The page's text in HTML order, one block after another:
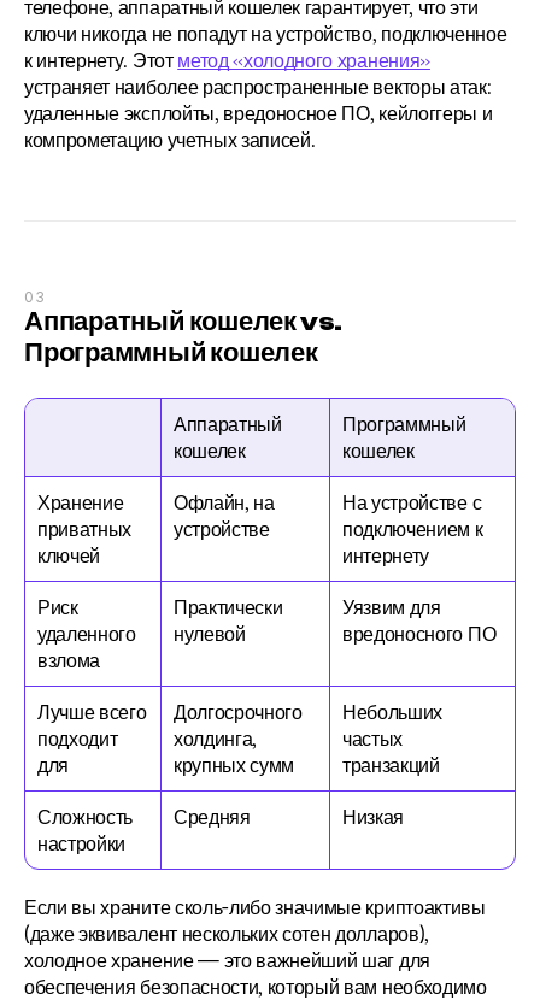
телефоне, аппаратный кошелек гарантирует, что эти
ключи никогда не попадут на устройство, подключенное
к интернету. Этот метод «холодного хранения»
устраняет наиболее распространенные векторы атак:
удаленные эксплойты, вредоносное ПО, кейлоггеры и
компрометацию учетных записей.
03
Аппаратный кошелек vs.
Программный кошелек
Аппаратный
кошелек
Программный
кошелек
Хранение
приватных
ключей
Офлайн, на
устройстве
На устройстве с
подключением к
интернету
Риск
удаленного
взлома
Практически
нулевой
Уязвим для
вредоносного ПО
Лучше всего
подходит
для
Долгосрочного
холдинга,
крупных сумм
Небольших
частых
транзакций
Сложность
настройки
Средняя Низкая
Если вы храните сколь-либо значимые криптоактивы
(даже эквивалент нескольких сотен долларов),
холодное хранение — это важнейший шаг для
обеспечения безопасности, который вам необходимо